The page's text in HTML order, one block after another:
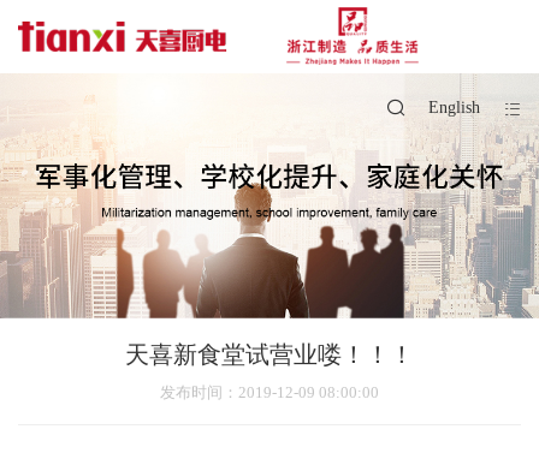
English
天喜新食堂试营业喽！！！
发布时间 ：2019-12-09 08:00:00